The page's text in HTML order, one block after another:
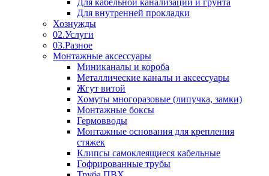
Для кабельной канализации и грунта
Для внутренней прокладки
Хознужды
02.Услуги
03.Разное
Монтажные аксессуары
Миниканалы и короба
Металлические каналы и аксессуары
Жгут витой
Хомуты многоразовые (липучка, замки)
Монтажные боксы
Гермовводы
Монтажные основания для крепления
стяжек
Клипсы самоклеящиеся кабельные
Гофрированные трубы